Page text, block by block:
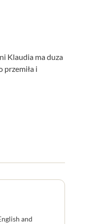
Klaudia ma duza
przemiła i
and